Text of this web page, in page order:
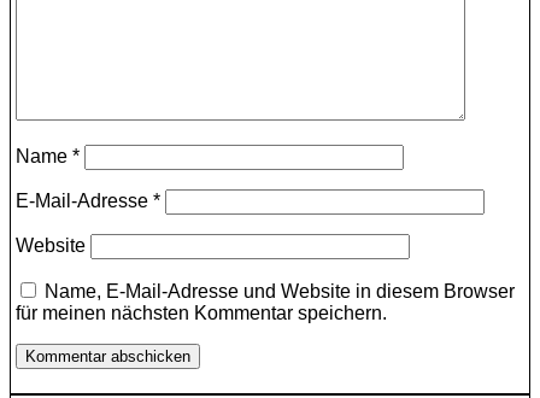
Name *
E-Mail-Adresse *
Website
Name, E-Mail-Adresse und Website in diesem Browser
für meinen nächsten Kommentar speichern.